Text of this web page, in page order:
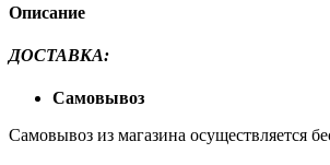
Описание
ДОСТАВКА:
Самовывоз
Самовывоз из магазина осуществляется